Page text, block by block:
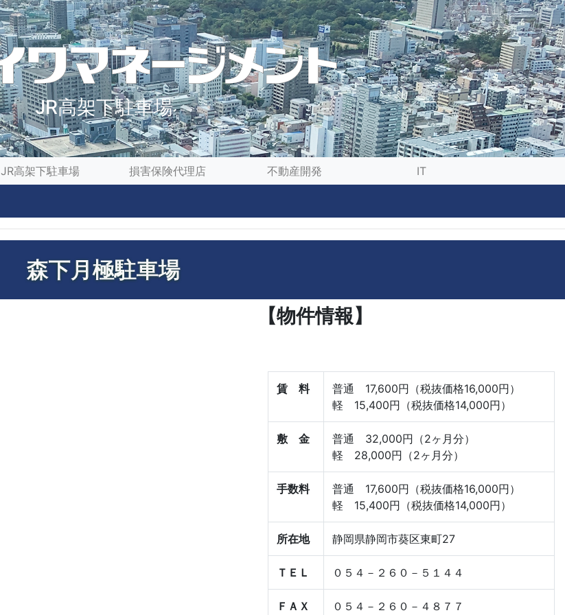
JR高架下駐車場
JR高架下駐車場 損害保険代理店 不動産開発 IT
森下月極駐車場
【物件情報】
賃 料
普通 17,600円（税抜価格16,000円）
軽 15,400円（税抜価格14,000円）
敷 金
普通 32,000円（2ヶ月分）
軽 28,000円（2ヶ月分）
手数料
普通 17,600円（税抜価格16,000円）
軽 15,400円（税抜価格14,000円）
所在地 静岡県静岡市葵区東町27
ＴＥＬ ０５４－２６０－５１４４
ＦＡＸ ０５４－２６０－４８７７